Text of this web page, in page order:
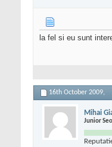
la fel si eu sunt
16th October 2009,
Mihai
Junior